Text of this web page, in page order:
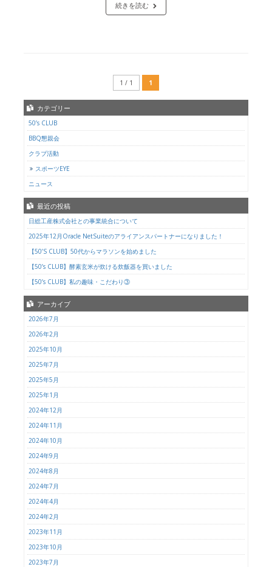
続きを読む
1 / 1 1
カテゴリー
50’s CLUB
BBQ懇親会
クラブ活動
スポーツEYE
ニュース
最近の投稿
日総工産株式会社との事業統合について
2025年12月Oracle NetSuiteのアライアンスパートナーになりました！
【50’S CLUB】50代からマラソンを始めました
【50’s CLUB】酵素玄米が炊ける炊飯器を買いました
【50’s CLUB】私の趣味・こだわり③
アーカイブ
2026年7月
2026年2月
2025年10月
2025年7月
2025年5月
2025年1月
2024年12月
2024年11月
2024年10月
2024年9月
2024年8月
2024年7月
2024年4月
2024年2月
2023年11月
2023年10月
2023年7月